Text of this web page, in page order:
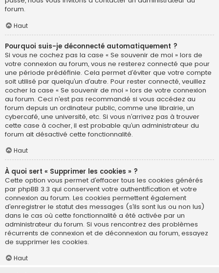
forum.
Haut
Pourquoi suis-je déconnecté automatiquement ?
Si vous ne cochez pas la case « Se souvenir de moi » lors de
votre connexion au forum, vous ne resterez connecté que pour
une période prédéfinie. Cela permet d’éviter que votre compte
soit utilisé par quelqu’un d’autre. Pour rester connecté, veuillez
cocher la case « Se souvenir de moi » lors de votre connexion
au forum. Ceci n’est pas recommandé si vous accédez au
forum depuis un ordinateur public, comme une librairie, un
cybercafé, une université, etc. Si vous n’arrivez pas à trouver
cette case à cocher, il est probable qu’un administrateur du
forum ait désactivé cette fonctionnalité.
Haut
À quoi sert « Supprimer les cookies » ?
Cette option vous permet d’effacer tous les cookies générés
par phpBB 3.3 qui conservent votre authentification et votre
connexion au forum. Les cookies permettent également
d’enregistrer le statut des messages (s’ils sont lus ou non lus)
dans le cas où cette fonctionnalité a été activée par un
administrateur du forum. Si vous rencontrez des problèmes
récurrents de connexion et de déconnexion au forum, essayez
de supprimer les cookies.
Haut